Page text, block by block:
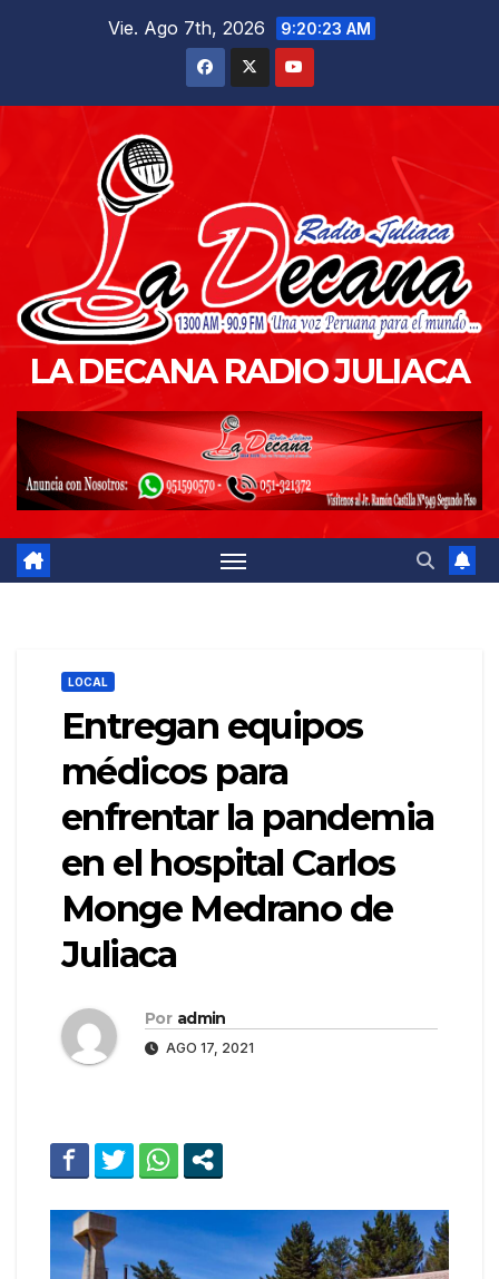
Vie. Ago 7th, 2026 9:20:24 AM
LA DECANA RADIO JULIACA
LOCAL
Entregan equipos
médicos para
enfrentar la pandemia
en el hospital Carlos
Monge Medrano de
Juliaca
Por admin
AGO 17, 2021